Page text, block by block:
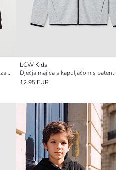
Dječja majica s kapuljačom na patentni zatvarač
LCW Kids
12.95 EUR